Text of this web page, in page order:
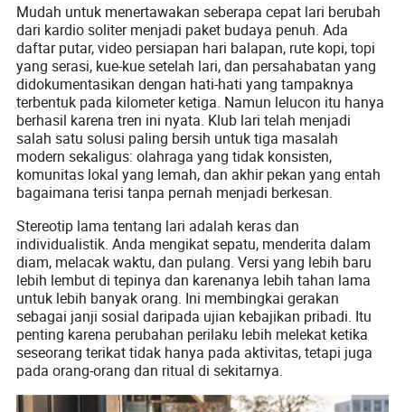
Mudah untuk menertawakan seberapa cepat lari berubah
dari kardio soliter menjadi paket budaya penuh. Ada
daftar putar, video persiapan hari balapan, rute kopi, topi
yang serasi, kue-kue setelah lari, dan persahabatan yang
didokumentasikan dengan hati-hati yang tampaknya
terbentuk pada kilometer ketiga. Namun lelucon itu hanya
berhasil karena tren ini nyata. Klub lari telah menjadi
salah satu solusi paling bersih untuk tiga masalah
modern sekaligus: olahraga yang tidak konsisten,
komunitas lokal yang lemah, dan akhir pekan yang entah
bagaimana terisi tanpa pernah menjadi berkesan.
Stereotip lama tentang lari adalah keras dan
individualistik. Anda mengikat sepatu, menderita dalam
diam, melacak waktu, dan pulang. Versi yang lebih baru
lebih lembut di tepinya dan karenanya lebih tahan lama
untuk lebih banyak orang. Ini membingkai gerakan
sebagai janji sosial daripada ujian kebajikan pribadi. Itu
penting karena perubahan perilaku lebih melekat ketika
seseorang terikat tidak hanya pada aktivitas, tetapi juga
pada orang-orang dan ritual di sekitarnya.